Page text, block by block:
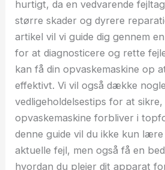
hurtigt, da en vedvarende
større skader og dyrere
artikel vil vi guide dig gennem
for at diagnosticere og rette
kan få din opvaskemaskine op
effektivt. Vi vil også dække
vedligeholdelsestips for at sikre,
opvaskemaskine forbliver i
denne guide vil du ikke kun
aktuelle fejl, men også få en
hvordan du plejer dit apparat